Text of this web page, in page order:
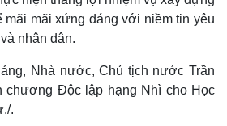
mãi mãi xứng đáng với niềm tin yêu
nhân dân.
Nhà nước, Chủ tịch nước Trần
chương Độc lập hạng Nhì cho Học
.